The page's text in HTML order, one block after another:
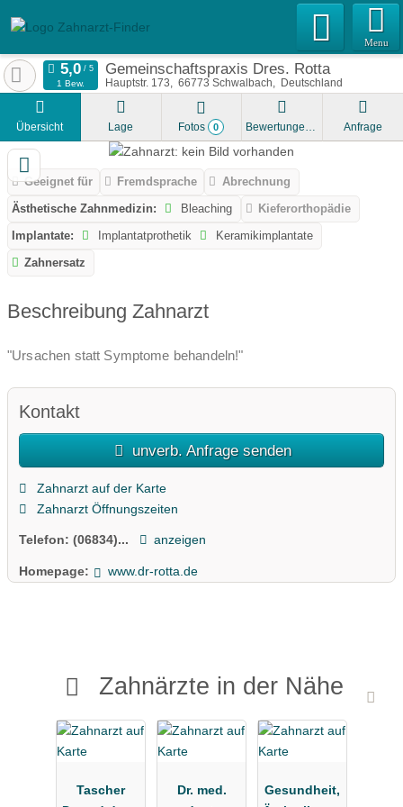
Menu
Gemeinschaftspraxis Dres. Rotta
Hauptstr. 173 66773 Schwalbach Deutschland
1 Bew.
Übersicht Lage Fotos 0 Bewertungen Anfrage
Geeignet für Fremdsprache
Abrechnung
Ästhetische Zahnmedizin:
Bleaching
Kieferorthopädie
Implantate:
Implantatprothetik
Keramikimplantate
Zahnersatz
Beschreibung Zahnarzt
"Ursachen statt Symptome behandeln!"
Kontakt
unverb. Anfrage senden
Zahnarzt auf der Karte
Zahnarzt Öffnungszeiten
Telefon: (06834)... anzeigen
Homepage: www.dr-rotta.de
Zahnärzte in der Nähe
Tascher
Dr. med.
Gesundheit,